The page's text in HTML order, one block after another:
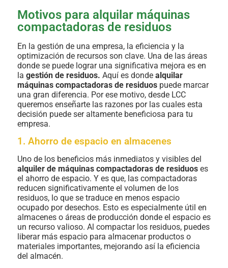
Motivos para alquilar máquinas
compactadoras de residuos
En la gestión de una empresa, la eficiencia y la
optimización de recursos son clave. Una de las áreas
donde se puede lograr una significativa mejora es en
la gestión de residuos. Aquí es donde alquilar
máquinas compactadoras de residuos puede marcar
una gran diferencia. Por ese motivo, desde LCC
queremos enseñarte las razones por las cuales esta
decisión puede ser altamente beneficiosa para tu
empresa.
1. Ahorro de espacio en almacenes
Uno de los beneficios más inmediatos y visibles del
alquiler de máquinas compactadoras de residuos es
el ahorro de espacio. Y es que, las compactadoras
reducen significativamente el volumen de los
residuos, lo que se traduce en menos espacio
ocupado por desechos. Esto es especialmente útil en
almacenes o áreas de producción donde el espacio es
un recurso valioso. Al compactar los residuos, puedes
liberar más espacio para almacenar productos o
materiales importantes, mejorando así la eficiencia
del almacén.